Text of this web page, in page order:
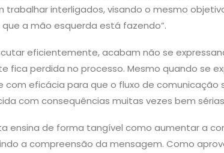
interligados, visando o mesmo
a mão esquerda está fazendo”.
eficientemente, acabam não se
fica perdida no processo. Mesmo quando se
com eficácia para que o fluxo de comunicação
com consequências muitas vezes bem
ensina de forma tangível como aumentar a
a compreensão da mensagem. Como